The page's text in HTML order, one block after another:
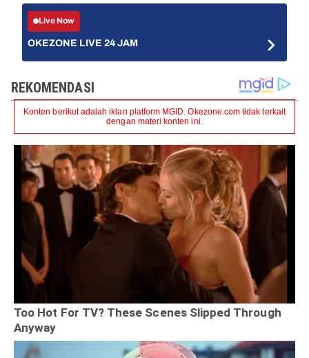
Live Now
OKEZONE LIVE 24 JAM